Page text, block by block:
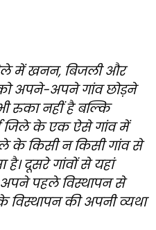
में खनन, बिजली और
अपने-अपने गांव छोड़ने
रुका नहीं है बल्कि
जिले के एक ऐसे गांव में
के किसी न किसी गांव से
है। दूसरे गांवों से यहां
पहले विस्थापन से
की अपनी व्यथा